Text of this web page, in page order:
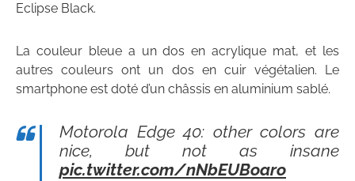
Eclipse Black.
La couleur bleue a un dos en acrylique mat, et les
autres couleurs ont un dos en cuir végétalien. Le
smartphone est doté d’un châssis en aluminium sablé.
Motorola Edge 40: other colors are
nice, but not as insane
pic.twitter.com/nNbEUBoaro